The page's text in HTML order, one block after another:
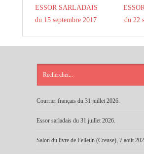
ESSOR SARLADAIS
du 15 septembre 2017
du 22
Courrier français du 31 juillet 2026.
Essor sarladais du 31 juillet 2026.
Salon du livre de Felletin (Creuse), 7 août